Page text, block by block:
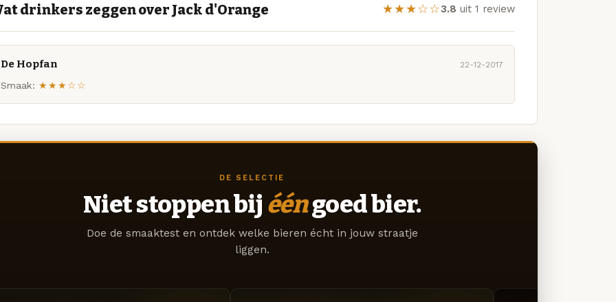
drinkers zeggen over Jack d'Orange ★★★☆☆3.8 uit 1 review
De Hopfan 22-12-2017
Smaak: ★★★☆☆
DE SELECTIE
Niet stoppen bij ééngoed bier.
Doe de smaaktest en ontdek welke bieren écht in jouw straatje
liggen.